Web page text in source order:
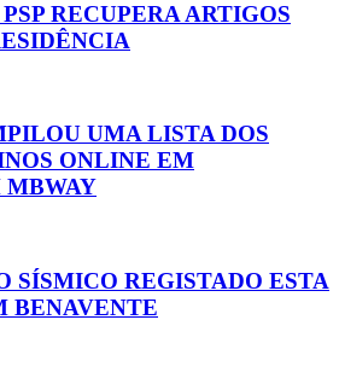
RECUPERA ARTIGOS
UMA LISTA DOS
ONLINE EM
MBWAY
SÍSMICO REGISTADO ESTA
BENAVENTE